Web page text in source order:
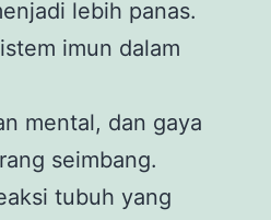
lebih panas.
imun dalam
mental, dan gaya
seimbang.
tubuh yang